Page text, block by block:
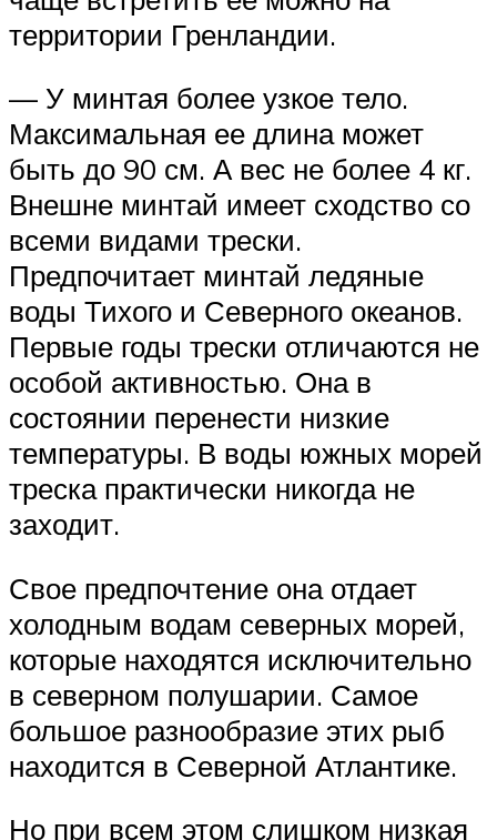
территории Гренландии.
— У минтая более узкое тело.
Максимальная ее длина может
быть до 90 см. А вес не более 4 кг.
Внешне минтай имеет сходство со
всеми видами трески.
Предпочитает минтай ледяные
воды Тихого и Северного океанов.
Первые годы трески отличаются не
особой активностью. Она в
состоянии перенести низкие
температуры. В воды южных морей
треска практически никогда не
заходит.
Свое предпочтение она отдает
холодным водам северных морей,
которые находятся исключительно
в северном полушарии. Самое
большое разнообразие этих рыб
находится в Северной Атлантике.
Но при всем этом слишком низкая